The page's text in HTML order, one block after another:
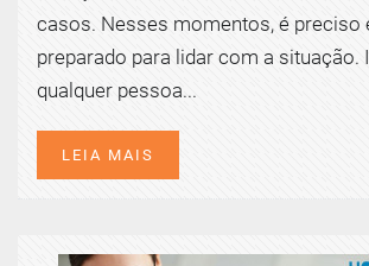
casos. Nesses momentos, é preciso
preparado para lidar com a situação.
qualquer pessoa...
LEIA MAIS